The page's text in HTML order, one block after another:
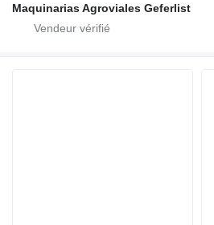
Maquinarias Agroviales Geferlist